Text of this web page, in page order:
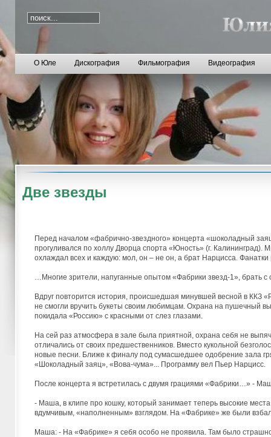
О Юле Дискография Фильмография Видеография
Две звезды
Перед началом «фабрично-звездного» концерта «шоколадный
прогуливался по холлу Дворца спорта «Юность» (г.
охлаждал всех и каждую: мол, он – не он, а брат Нарцисса. Фанатки
…Многие зрители, напуганные опытом «Фабрики звезд-1», брать с
Вдруг повторится история, происшедшая минувшей весной в ККЗ
не смогли вручить букеты своим любимцам. Охрана на пушечный
покидала «Россию» с красными от слез глазами.
На сей раз атмосфера в зале была приятной, охрана себя не
отличались от своих предшественников. Вместо кукольной
новые песни. Ближе к финалу под сумасшедшее одобрение зала
«Шоколадный заяц», «Вова-чума»... Программу вел Пьер Нарцисс.
После концерта я встретилась с двумя грациями «Фабрики…» -
- Маша, в клипе про кошку, который занимает теперь высокие
вдумчивым, «наполненным» взглядом. На «Фабрике» же были
Маша: - На «Фабрике» я себя особо не проявила. Там было